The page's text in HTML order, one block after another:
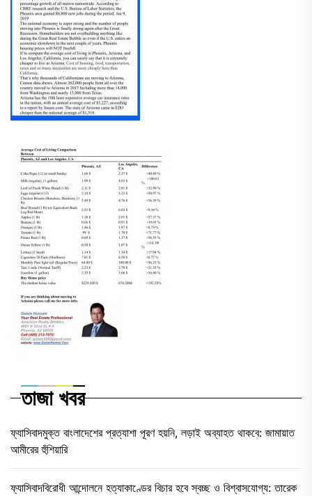
তাজা খবর
ফ্যাসিবাদমুক্ত বাংলাদেশের প্রত্যাশা পূরণ হয়নি, লড়াই অব্যাহত থাকবে: জামায়াত
আমীরের হুঁশিয়ারি
ফ্যাসিবাদবিরোধী আন্দোলনে হত্যাকাণ্ডের বিচার হবে স্বচ্ছ ও বিশ্বাসযোগ্য: তারেক